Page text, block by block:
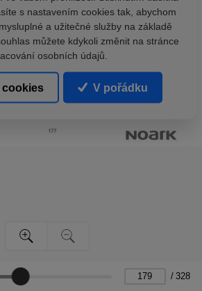
/ 328
s nastavením cookies tak, abychom
a užitečné služby na základě
můžete kdykoli změnit na stránce
osobních údajů.
cookies V pořádku